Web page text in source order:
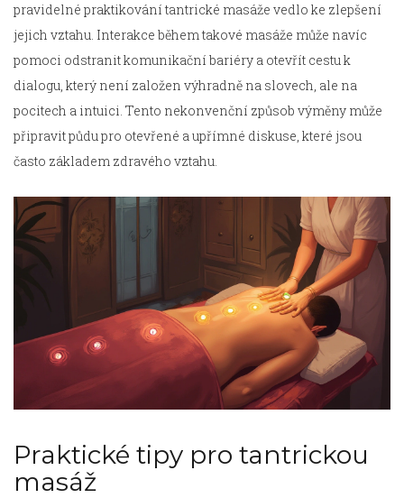
pravidelné praktikování tantrické masáže vedlo ke zlepšení
jejich vztahu. Interakce během takové masáže může navíc
pomoci odstranit komunikační bariéry a otevřít cestu k
dialogu, který není založen výhradně na slovech, ale na
pocitech a intuici. Tento nekonvenční způsob výměny může
připravit půdu pro otevřené a upřímné diskuse, které jsou
často základem zdravého vztahu.
Praktické tipy pro tantrickou
masáž